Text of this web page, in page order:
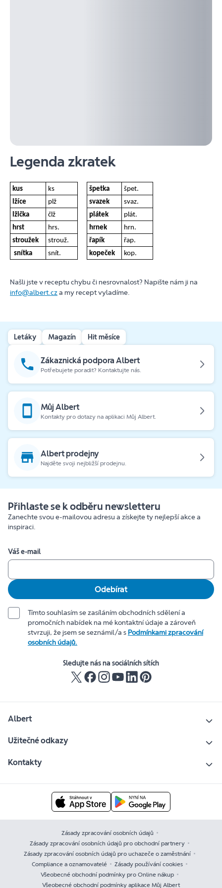
Legenda zkratek
kus ks špetka
špet.
lžíce
plž svazek
svaz.
lžička
člž plátek
plát.
hrst
hrs. hrnek
hrn.
stroužek
strouž. řapík
řap.
snítka
snít. kopeček kop.
Našli jste v receptu chybu či nesrovnalost? Napište nám ji na
info@albert.cza my recept vyladíme.
Letáky Magazín Hit měsíce
Zákaznická podpora Albert
Potřebujete poradit? Kontaktujte nás.
Můj Albert
Kontakty pro dotazy na aplikaci Můj Albert.
Albert prodejny
Najděte svoji nejbližší prodejnu.
Přihlaste se k odběru newsletteru
Zanechte svou e-mailovou adresu a získejte ty nejlepší akce a
inspiraci.
Váš e-mail
Odebírat
Tímto souhlasím se zasíláním obchodních sdělení a
promočních nabídek na mé kontaktní údaje a zároveň
stvrzuji, že jsem se seznámil/a s Podmínkami zpracování
osobních údajů.
Sledujte nás na sociálních sítích
Albert
Užitečné odkazy
Kontakty
Zásady zpracování osobních údajů
Zásady zpracování osobních údajů pro obchodní partnery
Zásady zpracování osobních údajů pro uchazeče o zaměstnání
Compliance a oznamovatelé
Zásady používání cookies
Všeobecné obchodní podmínky pro Online nákup
Všeobecné obchodní podmínky aplikace Můj Albert